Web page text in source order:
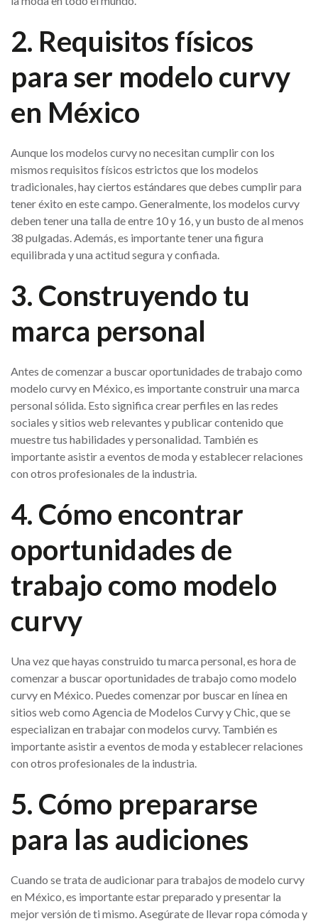
2. Requisitos físicos
para ser modelo curvy
en México
Aunque los modelos curvy no necesitan cumplir con los
mismos requisitos físicos estrictos que los modelos
tradicionales, hay ciertos estándares que debes cumplir para
tener éxito en este campo. Generalmente, los modelos curvy
deben tener una talla de entre 10 y 16, y un busto de al menos
38 pulgadas. Además, es importante tener una figura
equilibrada y una actitud segura y confiada.
3. Construyendo tu
marca personal
Antes de comenzar a buscar oportunidades de trabajo como
modelo curvy en México, es importante construir una marca
personal sólida. Esto significa crear perfiles en las redes
sociales y sitios web relevantes y publicar contenido que
muestre tus habilidades y personalidad. También es
importante asistir a eventos de moda y establecer relaciones
con otros profesionales de la industria.
4. Cómo encontrar
oportunidades de
trabajo como modelo
curvy
Una vez que hayas construido tu marca personal, es hora de
comenzar a buscar oportunidades de trabajo como modelo
curvy en México. Puedes comenzar por buscar en línea en
sitios web como Agencia de Modelos Curvy y Chic, que se
especializan en trabajar con modelos curvy. También es
importante asistir a eventos de moda y establecer relaciones
con otros profesionales de la industria.
5. Cómo prepararse
para las audiciones
Cuando se trata de audicionar para trabajos de modelo curvy
en México, es importante estar preparado y presentar la
mejor versión de ti mismo. Asegúrate de llevar ropa cómoda y